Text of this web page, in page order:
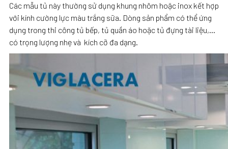
Các mẫu tủ này thường sử dụng khung nhôm hoặc inox kết hợp
với kính cường lực màu trắng sữa. Dòng sản phẩm có thể ứng
dụng trong thi công tủ bếp, tủ quần áo hoặc tủ đựng tài liệu,…
có trọng lượng nhẹ và kích cỡ đa dạng.